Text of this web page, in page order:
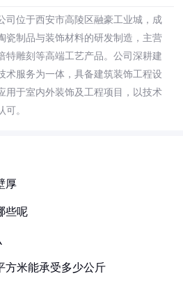
司位于西安市高陵区融豪工业城，成
瓷制品与装饰材料的研发制造，主营
特雕刻等高端工艺产品。公司深耕建
术服务为一体，具备建筑装饰工程设
用于室内外装饰及工程项目，以技术
。
厚
些呢
方米能承受多少公斤